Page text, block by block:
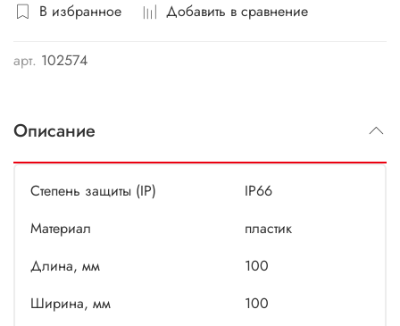
В избранное Добавить в сравнение
арт. 102574
Описание
Степень защиты (IP)
IP66
Материал
пластик
Длина, мм
100
Ширина, мм
100